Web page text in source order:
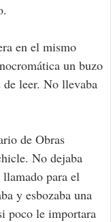
en el mismo
un buzo
de leer. No llevaba
de Obras
No dejaba
para el
y esbozaba una
poco le importara